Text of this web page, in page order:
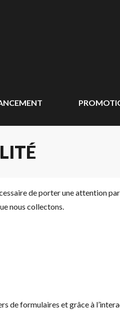
de porter une attention
nous collectons.
de formulaires et grâce à